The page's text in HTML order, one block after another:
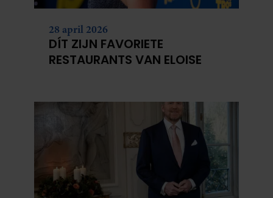
28 april 2026
DÍT ZIJN FAVORIETE
RESTAURANTS VAN ELOISE